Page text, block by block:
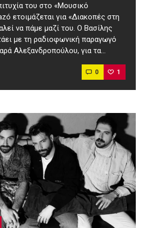
του στο «Μουσικό
ετοιμάζεται για «Διακοπές στη
να πάμε μαζί του. Ο Βασίλης
με τη ραδιοφωνική παραγωγό
Αλεξανδροπούλου, για τα…
0 1